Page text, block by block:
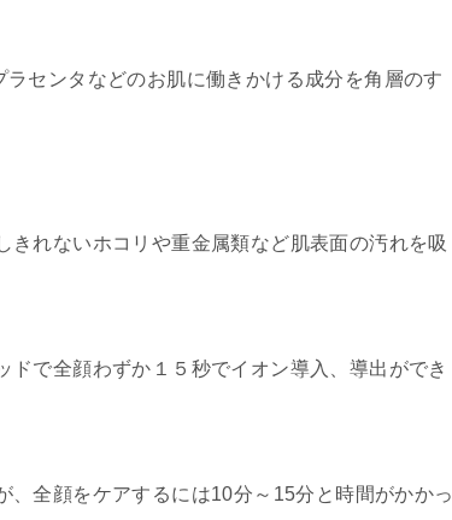
センタなどのお肌に働きかける成分を角層のす
れないホコリや重金属類など肌表面の汚れを吸
ドで全顔わずか１５秒でイオン導入、導出ができ
全顔をケアするには10分～15分と時間がかかっ